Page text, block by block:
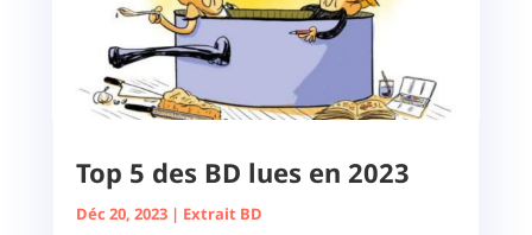
Top 5 des BD lues en 2023
Déc 20, 2023| Extrait BD